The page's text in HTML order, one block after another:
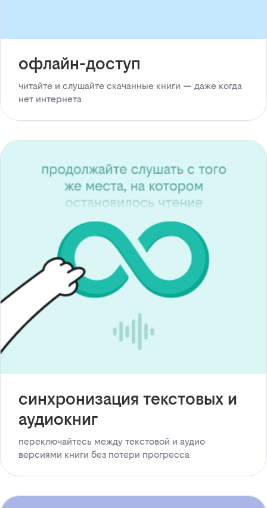
офлайн-доступ
читайте и слушайте скачанные книги — даже когда
нет интернета
синхронизация текстовых и
аудиокниг
переключайтесь между текстовой и аудио
версиями книги без потери прогресса